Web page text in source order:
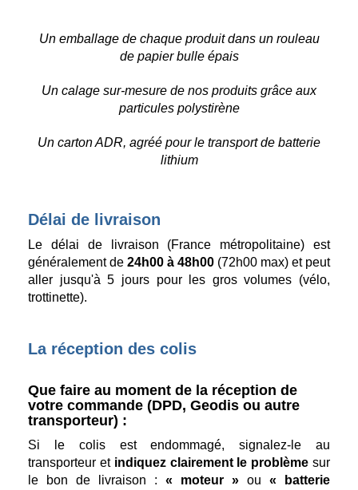
Un emballage de chaque produit dans un rouleau
de papier bulle épais
Un calage sur-mesure de nos produits grâce aux
particules polystirène
Un carton ADR, agréé pour le transport de batterie
lithium
Délai de livraison
Le délai de livraison (France métropolitaine) est
généralement de 24h00 à 48h00 (72h00 max) et peut
aller jusqu'à 5 jours pour les gros volumes (vélo,
trottinette).
La réception des colis
Que faire au moment de la réception de
votre commande (DPD, Geodis ou autre
transporteur) :
Si le colis est endommagé, signalez-le au
transporteur et indiquez clairement le problème sur
le bon de livraison : « moteur » ou « batterie